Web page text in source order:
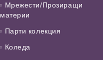
Мрежести/Прозиращи
материи
Парти колекция
Коледа